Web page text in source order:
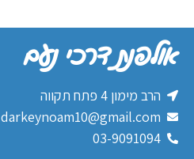
אולפנת דרכי נעם
הרב מימון 4 פתח תקווה
darkeynoam10@gmail.com
03-9091094